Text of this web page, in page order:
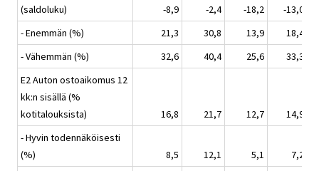
(saldoluku)
-8,9 -2,4 -18,2
-13,0
- Enemmän (%)
21,3 30,8 13,9
18,4
- Vähemmän (%)
32,6 40,4 25,6
33,3
E2 Auton ostoaikomus 12
kk:n sisällä (%
kotitalouksista)
16,8 21,7 12,7
14,9
- Hyvin todennäköisesti
(%)
8,5 12,1 5,1
7,2